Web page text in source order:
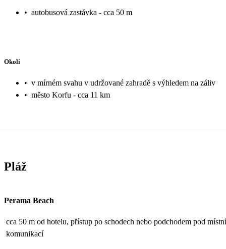
• autobusová zastávka - cca 50 m
Okolí
• v mírném svahu v udržované zahradě s výhledem na záliv
• město Korfu - cca 11 km
Pláž
Perama Beach
cca 50 m od hotelu, přístup po schodech nebo podchodem pod místní
komunikací